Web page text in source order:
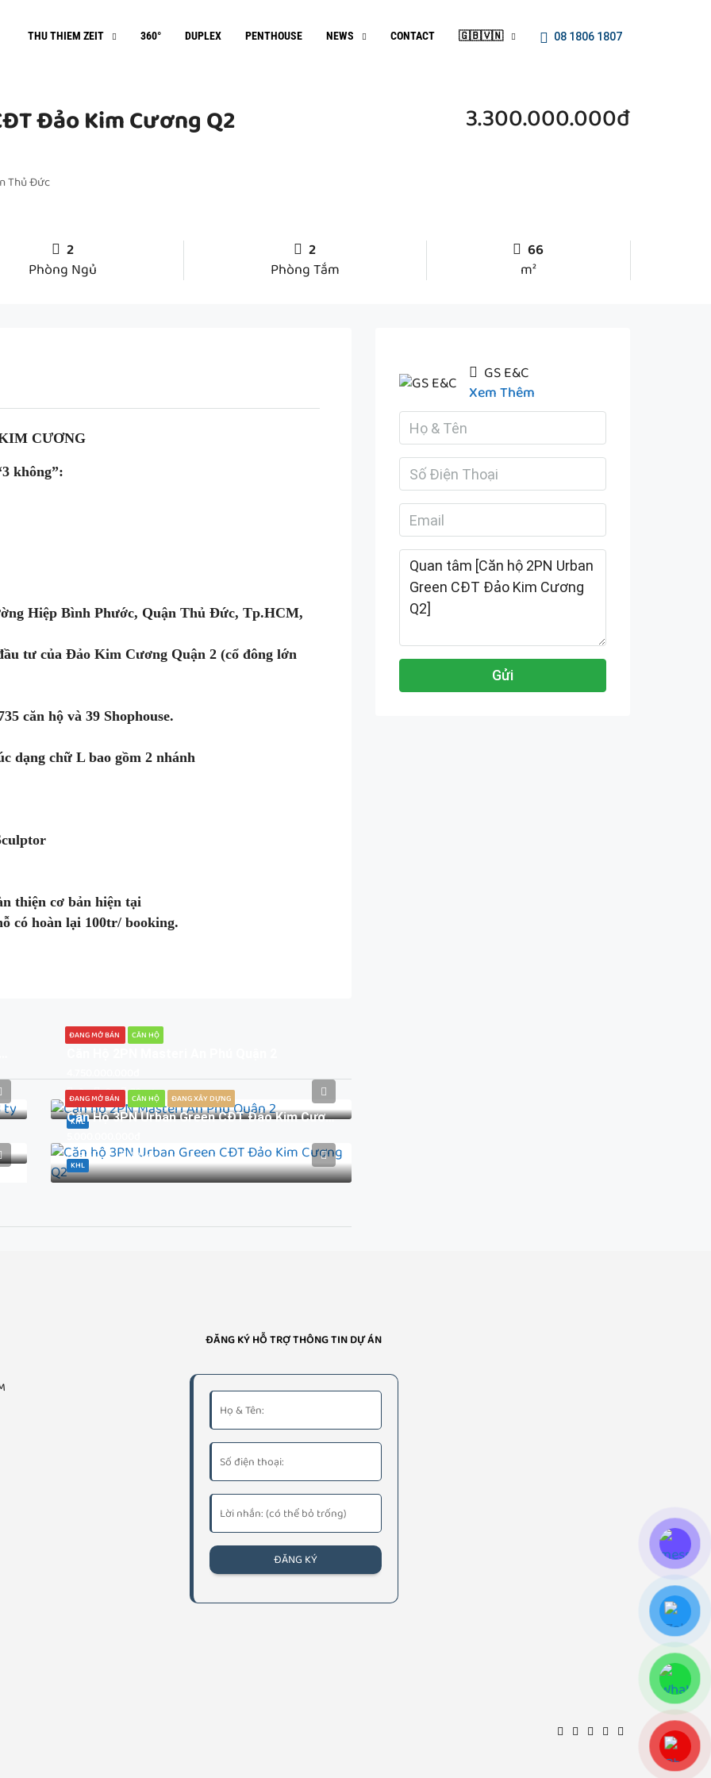
THU THIEM ZEIT 360° DUPLEX PENTHOUSE NEWS CONTACT 🇬🇧🇻🇳 08 1806 1807
Đảo Kim Cương Q2 3.300.000.000đ
Thủ Đức
2
Phòng Ngủ
2
Phòng Tắm
66
m²
CƯƠNG
không”:
Hiệp Bình Phước, Quận Thủ Đức, Tp.HCM,
tư của Đảo Kim Cương Quận 2 (cổ đông lớn
căn hộ và 39 Shophouse.
dạng chữ L bao gồm 2 nhánh
thiện cơ bản hiện tại
có hoàn lại 100tr/ booking.
2 2 70m²
ĐANG MỞ BÁN CĂN HỘ
KHL Căn Hộ 3PN Urban Green CĐT Đảo Kim Cương Q2
3 3 101 m²
ĐANG MỞ BÁN CĂN HỘ ĐANG XÂY DỰNG
KHL
GS E&C
Xem Thêm
Gửi
ĐĂNG KÝ HỖ TRỢ THÔNG TIN DỰ ÁN